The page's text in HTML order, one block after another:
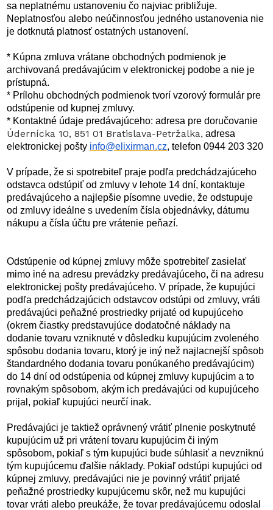
sa neplatnému ustanoveniu čo najviac približuje.
Neplatnosťou alebo neúčinnosťou jedného ustanovenia nie
je dotknutá platnosť ostatných ustanovení.
* Kúpna zmluva vrátane obchodných podmienok je
archivovaná predávajúcim v elektronickej podobe a nie je
prístupná.
* Prílohu obchodných podmienok tvorí vzorový formulár pre
odstúpenie od kupnej zmluvy.
* Kontaktné údaje predávajúceho: adresa pre doručovanie
Údernícka 10, 851 01 Bratislava-Petržalka, adresa
elektronickej pošty info@elixirman.cz, telefon 0944 203 320
V prípade, že si spotrebiteľ praje podľa predchádzajúceho
odstavca odstúpiť od zmluvy v lehote 14 dní, kontaktuje
predávajúceho a najlepšie písomne uvedie, že odstupuje
od zmluvy ideálne s uvedením čísla objednávky, dátumu
nákupu a čísla účtu pre vrátenie peňazí.
Odstúpenie od kúpnej zmluvy môže spotrebiteľ zasielať
mimo iné na adresu prevádzky predávajúceho, či na adresu
elektronickej pošty predávajúceho. V prípade, že kupujúci
podľa predchádzajúcich odstavcov odstúpi od zmluvy, vráti
predávajúci peňažné prostriedky prijaté od kupujúceho
(okrem čiastky predstavujúce dodatočné náklady na
dodanie tovaru vzniknuté v dôsledku kupujúcim zvoleného
spôsobu dodania tovaru, ktorý je iný než najlacnejší spôsob
štandardného dodania tovaru ponúkaného predávajúcim)
do 14 dní od odstúpenia od kúpnej zmluvy kupujúcim a to
rovnakým spôsobom, akým ich predávajúci od kupujúceho
prijal, pokiaľ kupujúci neurčí inak.
Predávajúci je taktiež oprávnený vrátiť plnenie poskytnuté
kupujúcim už pri vrátení tovaru kupujúcim či iným
spôsobom, pokiaľ s tým kupujúci bude súhlasiť a nevzniknú
tým kupujúcemu ďalšie náklady. Pokiaľ odstúpi kupujúci od
kúpnej zmluvy, predávajúci nie je povinný vrátiť prijaté
peňažné prostriedky kupujúcemu skôr, než mu kupujúci
tovar vráti alebo preukáže, že tovar predávajúcemu odoslal